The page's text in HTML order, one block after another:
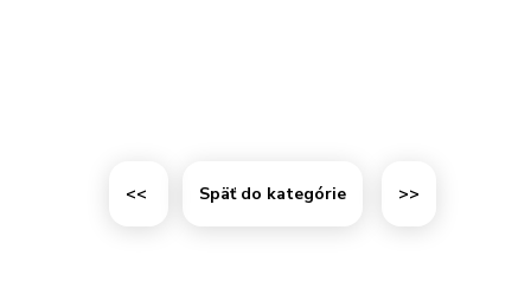
<< Späť do kategórie >>